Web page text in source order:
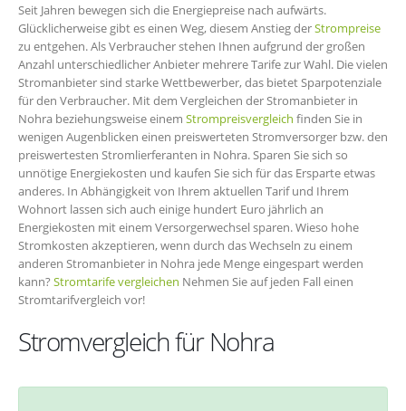
Seit Jahren bewegen sich die Energiepreise nach aufwärts.
Glücklicherweise gibt es einen Weg, diesem Anstieg derStrompreise
zu entgehen. Als Verbraucher stehen Ihnen aufgrund der großen
Anzahl unterschiedlicher Anbieter mehrere Tarife zur Wahl. Die vielen
Stromanbieter sind starke Wettbewerber, das bietet Sparpotenziale
für den Verbraucher. Mit dem Vergleichen der Stromanbieter in
Nohra beziehungsweise einem Strompreisvergleich finden Sie in
wenigen Augenblicken einen preiswerteten Stromversorger bzw. den
preiswertesten Stromlierferanten in Nohra. Sparen Sie sich so
unnötige Energiekosten und kaufen Sie sich für das Ersparte etwas
anderes. In Abhängigkeit von Ihrem aktuellen Tarif und Ihrem
Wohnort lassen sich auch einige hundert Euro jährlich an
Energiekosten mit einem Versorgerwechsel sparen. Wieso hohe
Stromkosten akzeptieren, wenn durch das Wechseln zu einem
anderen Stromanbieter in Nohra jede Menge eingespart werden
kann? Stromtarife vergleichen Nehmen Sie auf jeden Fall einen
Stromtarifvergleich vor!
Stromvergleich für Nohra